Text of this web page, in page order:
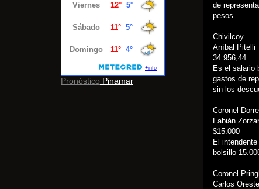
de
pesos.
Chivilcoy
Aníbal Pitelli
34.956,44
Es el salario
gastos de
sin los
Coronel
Fabián
$15.000
El
bolsillo
Coronel
Carlos Oreste
Pronóstico Pinamar